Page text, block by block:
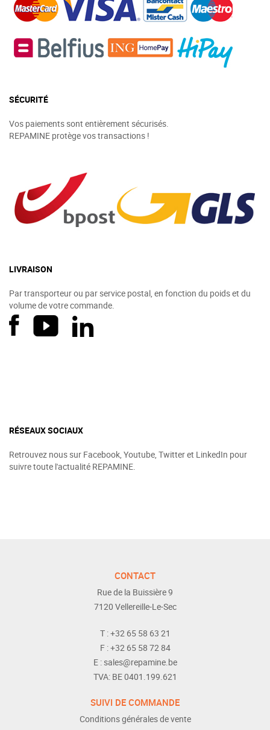
SÉCURITÉ
Vos paiements sont entièrement sécurisés.
REPAMINE protège vos transactions !
LIVRAISON
Par transporteur ou par service postal, en fonction du poids et du
volume de votre commande.
RÉSEAUX SOCIAUX
Retrouvez nous sur Facebook, Youtube, Twitter et LinkedIn pour
suivre toute l'actualité REPAMINE.
CONTACT
Rue de la Buissière 9
7120 Vellereille-Le-Sec
T :+32 65 58 63 21
F :+32 65 58 72 84
E :sales@repamine.be
TVA: BE 0401.199.621
SUIVI DE COMMANDE
Conditions générales de vente